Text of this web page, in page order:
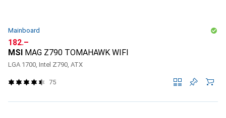
Mainboard
CHF
182.–
MSI MAG Z790 TOMAHAWK WIFI
LGA 1700, Intel Z790, ATX
75